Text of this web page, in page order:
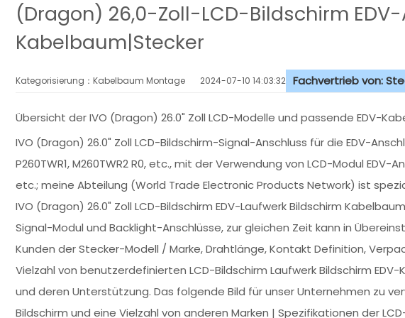
(Dragon) 26,0-Zoll-LCD-Bildschirm
Kabelbaum|Stecker
Kategorisierung：Kabelbaum Montage 2024-07-10 14:03:32 Fachvertrieb von:
Übersicht der IVO (Dragon) 26.0" Zoll LCD-Modelle und passende EDV-
IVO (Dragon) 26.0" Zoll LCD-Bildschirm-Signal-Anschluss für die EDV-
P260TWR1, M260TWR2 R0, etc., mit der Verwendung von LCD-Modul EDV-
etc.; meine Abteilung (World Trade Electronic Products Network) ist
IVO (Dragon) 26.0" Zoll LCD-Bildschirm EDV-Laufwerk Bildschirm
Signal-Modul und Backlight-Anschlüsse, zur gleichen Zeit kann in
Kunden der Stecker-Modell / Marke, Drahtlänge, Kontakt Definition,
Vielzahl von benutzerdefinierten LCD-Bildschirm Laufwerk Bildschirm
und deren Unterstützung. Das folgende Bild für unser Unternehmen zu
Bildschirm und eine Vielzahl von anderen Marken | Spezifikationen der